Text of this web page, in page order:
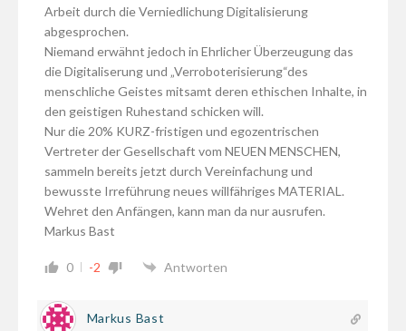
Arbeit durch die Verniedlichung Digitalisierung
abgesprochen.
Niemand erwähnt jedoch in Ehrlicher Überzeugung das
die Digitaliserung und „Verroboterisierung“des
menschliche Geistes mitsamt deren ethischen Inhalte, in
den geistigen Ruhestand schicken will.
Nur die 20% KURZ-fristigen und egozentrischen
Vertreter der Gesellschaft vom NEUEN MENSCHEN,
sammeln bereits jetzt durch Vereinfachung und
bewusste Irreführung neues willfähriges MATERIAL.
Wehret den Anfängen, kann man da nur ausrufen.
Markus Bast
0 -2 Antworten
Markus Bast